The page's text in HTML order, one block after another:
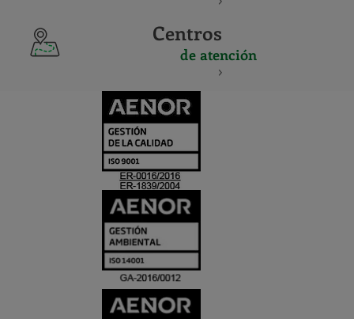
Centros
de atención